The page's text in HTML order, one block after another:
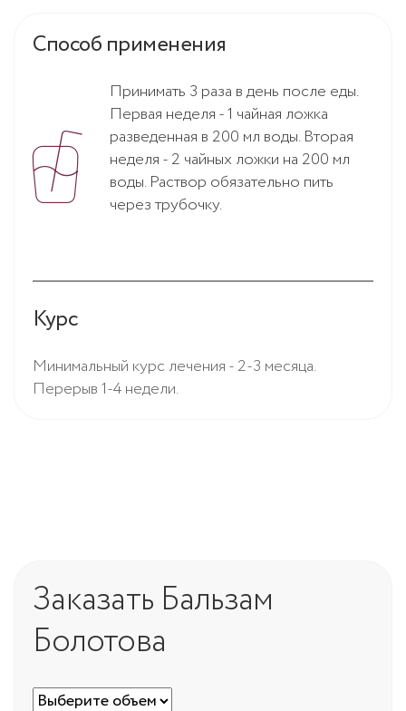
Способ применения
Принимать 3 раза в день после еды.
Первая неделя - 1 чайная ложка
разведенная в 200 мл воды. Вторая
неделя - 2 чайных ложки на 200 мл
воды. Раствор обязательно пить
через трубочку.
Курс
Минимальный курс лечения - 2-3 месяца.
Перерыв 1-4 недели.
Заказать Бальзам
Болотова